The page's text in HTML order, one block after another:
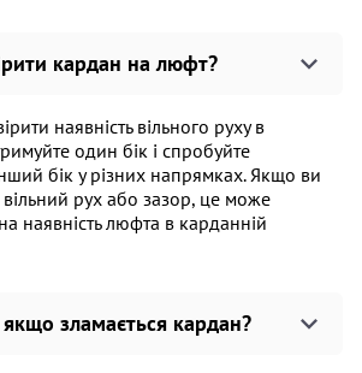
кардан на люфт?
наявність вільного руху в
один бік і спробуйте
бік у різних напрямках. Якщо ви
вільний рух або зазор, це може
наявність люфта в карданній
зламається кардан?